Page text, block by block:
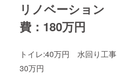
リノベーション
費：180万円
トイレ:40万円 水回り工事
30万円